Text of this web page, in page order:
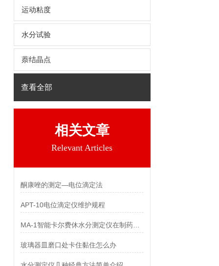
运动粘度
水分试验
萘结晶点
查看全部
相关文章
Relevant Articles
酮康唑的测定—电位滴定法
APT-10电位滴定仪维护规程
玻璃器皿磨口处卡住黏住怎么办